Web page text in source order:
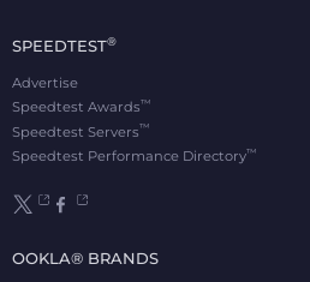
SPEEDTEST®
Advertise
Speedtest Awards™
Speedtest Servers™
Speedtest Performance Directory™
OOKLA® BRANDS